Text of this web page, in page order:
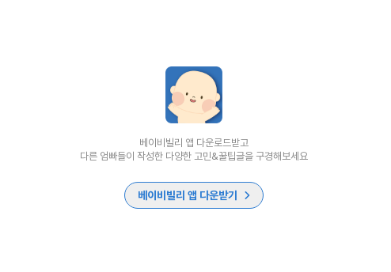
베이비빌리 앱 다운로드받고
다른 엄빠들이 작성한 다양한 고민&꿀팁글을 구경해보세요
베이비빌리 앱 다운받기